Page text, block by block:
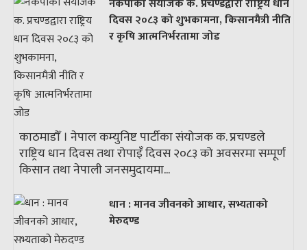
नेकपाका संयोजक क. प्रचण्डद्वारा राष्ट्रिय धान
दिवस २०८३ को शुभकामना, किसानमैत्री नीति
र कृषि आत्मनिर्भरतामा जोड
काठमाडौँ । नेपाल कम्युनिष्ट पार्टीका संयोजक क. प्रचण्डले
राष्ट्रिय धान दिवस तथा रोपाइँ दिवस २०८३ को अवसरमा सम्पूर्ण
किसान तथा नेपाली जनसमुदायमा...
धान : मानव जीवनको आधार, सभ्यताको
मेरुदण्ड